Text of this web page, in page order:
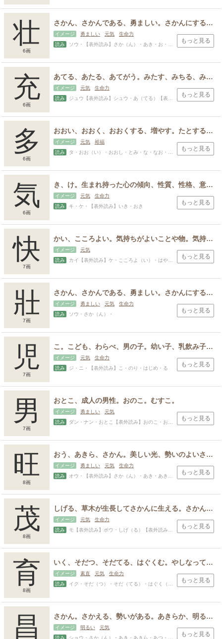
壮
6画
さかん、さかんである、勇ましい。さかんにする。大きい、立派。年が若く、元気な男性、若者。三十歳前後の男性。
イメージ 勇ましい 元気
生命力
読み
ソウ・【表外読み】さか（ん）・あき・お・さかり・たけ・たけし・たける・まさ・もり
もっと見る
充
6画
あてる、あたる、あてがう。みたす、みちる、みつ、中身がいっぱいになる。ふさぐ、おおう、かぶさる。不足した部分に詰め込む、あてがう、あてはめる。備える、備わる。多い。
イメージ 元気
生命力
読み
ジュウ【表外読み】シュウ・あ（てる）【表外読み】み（ちる）・ み（たす）・ み（つ）・あつ・たかし・まこと・み・みち・みつ・みつる
もっと見る
多
6画
おおい、おおく、おおくする、増やす。たとする、価値が高いものと認める、ありがたく思う。ほめる。勝ること、重んじること。厚く、深く。まさに、まさしく、ただ、ただそれのみ。
イメージ 元気
裕福
読み
タ・おお（い）・おおし・とみ・な・なお・まさ・まさる・かず
もっと見る
気
6画
き、け。生まれ持った心の傾向、性質、性格、意欲、関心、物事に影響を受けて変わる感情、情緒、意識、注意力、配慮、気力、味わいや香り、精気、雰囲気
イメージ 元気
生命力
読み
キ・ケ・【表外読み】いき・おき
もっと見る
快
7画
かい、こころよい。気持ちがよいことや物。気持ちよく感じられる、さわやか、好ましい、感じがよい、気さくなさま。
イメージ
元気
読み
カイ【表外読み】ケ・こころよ（い）・はや・やす・よし
もっと見る
壯
7画
さかん、さかんである、勇ましい。さかんにする。大きい、立派。年が若く、元気な男性、若者。三十歳前後の男性。
イメージ 勇ましい 元気
生命力
読み
ソウ・さか（ん）・
もっと見る
児
7画
こ。こども、わらべ、男の子。幼い子、乳飲み子。若者、青年。親から見た子供、むすめ、むすこ。
イメージ 元気
生命力
読み
ジ・ニ・【表外読み】こ・のり・はじめ・る
もっと見る
男
7画
おとこ、成人の男性。おのこ。むすこ。
イメージ 勇ましい
元気
読み
ダン・ナン・おとこ【表外読み】おのこ・お・おと
もっと見る
旺
8画
おう、あきら、さかん。美しい光、勢いのよいさま。堂々とした貫録や魅力のあるもののたとえ。
イメージ 勇ましい 元気
生命力
読み
オウ・【表外読み】さか（ん）・あき・あきら・お
もっと見る
茂
8画
しげる、草木が生長してさかんに生える。さかん、勢いがある。よい、優れている、立派な、美しい。（人が）才能がある、徳がある。努力する。
イメージ 元気
生命力
読み
モ【表外読み】ボウ・しげ（る）【表外読み】すぐ（れる）・あり・いかし・し・しく・しげ・しげい・しげみ・しげる・たか・とお・とも・とよ・もち・もと・ゆた
もっと見る
育
8画
いく、そだつ、そだてる、はぐくむ。やしなってみちびく。成長する。
イメージ 素直 元気
生命力
読み
イク・そだ（つ）・そだ（てる）・はぐく（む）・すけ・なり・なる・やす
もっと見る
昌 さかん。さかえる、勢いがある。あきらか、明るい。よい、美しい、立派。日の光。
イメージ 明るい
元気
読み
ショウ・さか（ん）・あき・あきら・あつ・あや・さかえ・すけ・まさ・まさし・まさる・ます・よ・よし
もっと見る